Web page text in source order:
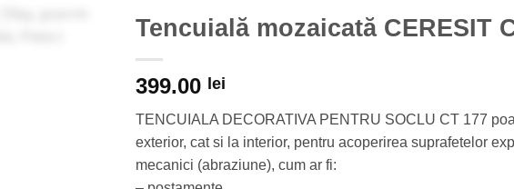
Tencuială mozaicată CERESIT
399.00 lei
TENCUIALA DECORATIVA PENTRU SOCLU CT 177
exterior, cat si la interior, pentru acoperirea suprafetelor
mecanici (abraziune), cum ar fi: